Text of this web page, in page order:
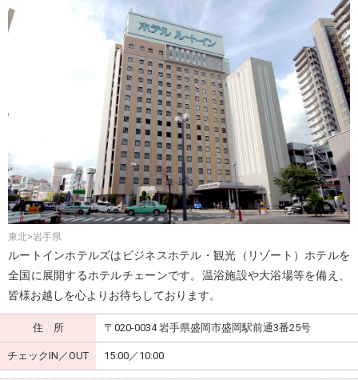
東北>岩手県
ルートインホテルズはビジネスホテル・観光（リゾート）ホテルを
全国に展開するホテルチェーンです。温浴施設や大浴場等を備え、
皆様お越しを心よりお待ちしております。
住 所 〒020-0034 岩手県盛岡市盛岡駅前通3番25号
チェックIN／OUT 15:00／10:00